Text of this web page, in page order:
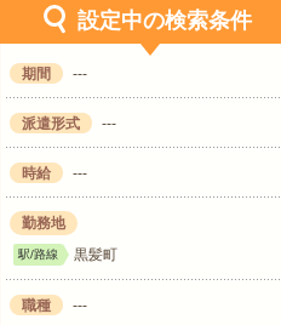
設定中の検索条件
期間 ---
派遣形式 ---
時給 ---
勤務地
駅/路線 黒髪町
職種 ---